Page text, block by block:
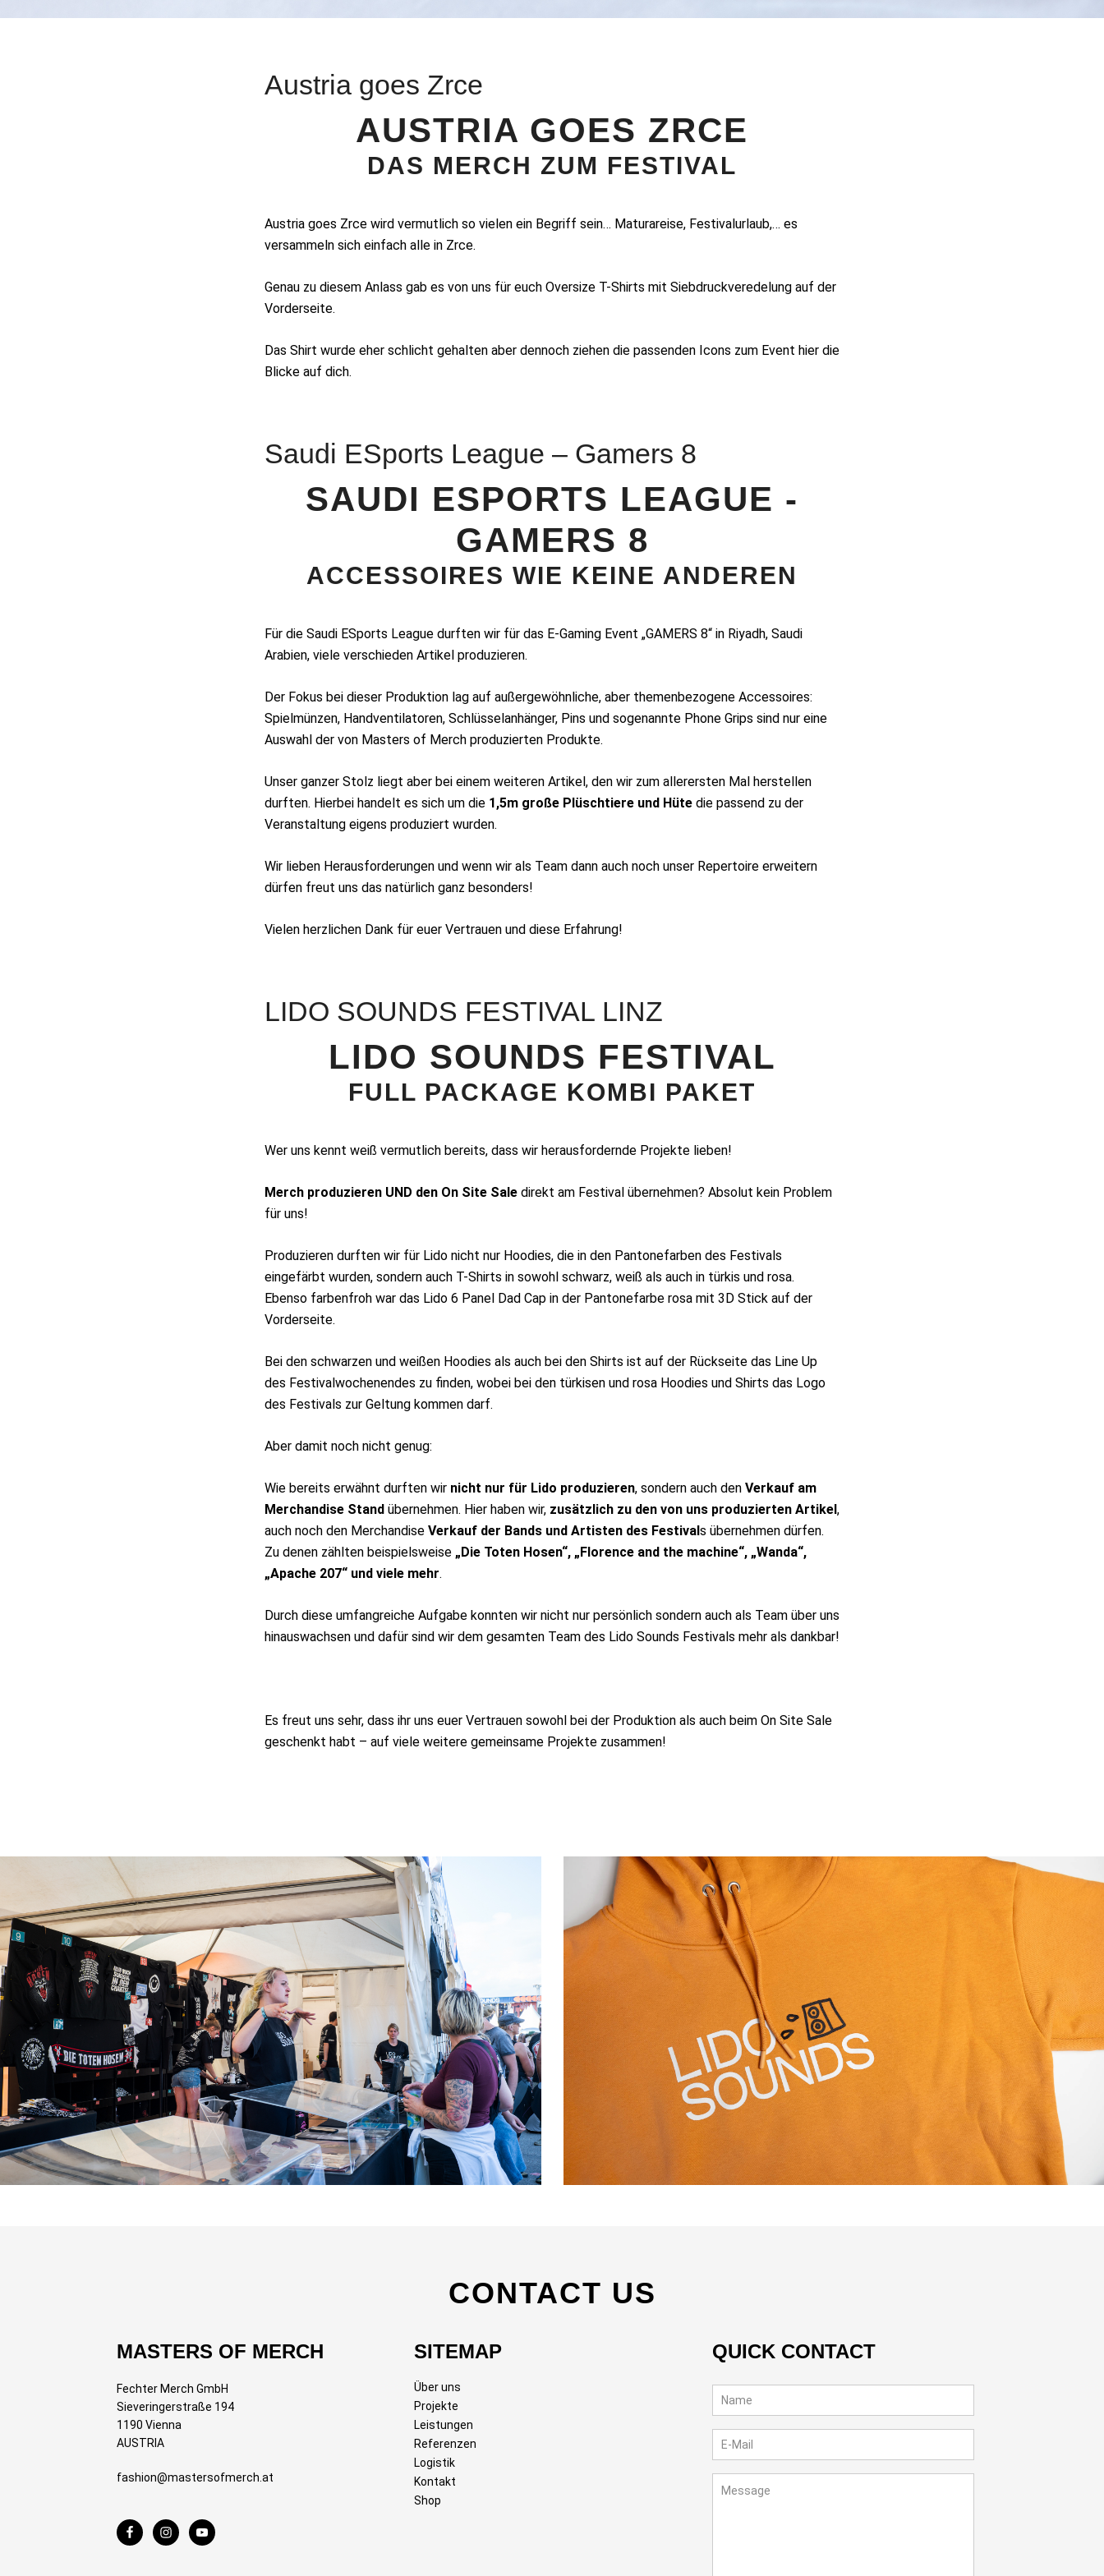
Austria goes Zrce
AUSTRIA GOES ZRCE
DAS MERCH ZUM FESTIVAL
Austria goes Zrce wird vermutlich so vielen ein Begriff sein… Maturareise, Festivalurlaub,… es
versammeln sich einfach alle in Zrce.
Genau zu diesem Anlass gab es von uns für euch Oversize T-Shirts mit Siebdruckveredelung auf der
Vorderseite.
Das Shirt wurde eher schlicht gehalten aber dennoch ziehen die passenden Icons zum Event hier die
Blicke auf dich.
Saudi ESports League – Gamers 8
SAUDI ESPORTS LEAGUE -
GAMERS 8
ACCESSOIRES WIE KEINE ANDEREN
Für die Saudi ESports League durften wir für das E-Gaming Event „GAMERS 8“ in Riyadh, Saudi
Arabien, viele verschieden Artikel produzieren.
Der Fokus bei dieser Produktion lag auf außergewöhnliche, aber themenbezogene Accessoires:
Spielmünzen, Handventilatoren, Schlüsselanhänger, Pins und sogenannte Phone Grips sind nur eine
Auswahl der von Masters of Merch produzierten Produkte.
Unser ganzer Stolz liegt aber bei einem weiteren Artikel, den wir zum allerersten Mal herstellen
durften. Hierbei handelt es sich um die 1,5m große Plüschtiere und Hüte die passend zu der
Veranstaltung eigens produziert wurden.
Wir lieben Herausforderungen und wenn wir als Team dann auch noch unser Repertoire erweitern
dürfen freut uns das natürlich ganz besonders!
Vielen herzlichen Dank für euer Vertrauen und diese Erfahrung!
LIDO SOUNDS FESTIVAL LINZ
LIDO SOUNDS FESTIVAL
FULL PACKAGE KOMBI PAKET
Wer uns kennt weiß vermutlich bereits, dass wir herausfordernde Projekte lieben!
Merch produzieren UND den On Site Sale direkt am Festival übernehmen? Absolut kein Problem
für uns!
Produzieren durften wir für Lido nicht nur Hoodies, die in den Pantonefarben des Festivals
eingefärbt wurden, sondern auch T-Shirts in sowohl schwarz, weiß als auch in türkis und rosa.
Ebenso farbenfroh war das Lido 6 Panel Dad Cap in der Pantonefarbe rosa mit 3D Stick auf der
Vorderseite.
Bei den schwarzen und weißen Hoodies als auch bei den Shirts ist auf der Rückseite das Line Up
des Festivalwochenendes zu finden, wobei bei den türkisen und rosa Hoodies und Shirts das Logo
des Festivals zur Geltung kommen darf.
Aber damit noch nicht genug:
Wie bereits erwähnt durften wir nicht nur für Lido produzieren, sondern auch den Verkauf am
Merchandise Stand übernehmen. Hier haben wir, zusätzlich zu den von uns produzierten Artikel,
auch noch den Merchandise Verkauf der Bands und Artisten des Festivals übernehmen dürfen.
Zu denen zählten beispielsweise „Die Toten Hosen“, „Florence and the machine“, „Wanda“,
„Apache 207“ und viele mehr.
Durch diese umfangreiche Aufgabe konnten wir nicht nur persönlich sondern auch als Team über uns
hinauswachsen und dafür sind wir dem gesamten Team des Lido Sounds Festivals mehr als dankbar!
Es freut uns sehr, dass ihr uns euer Vertrauen sowohl bei der Produktion als auch beim On Site Sale
geschenkt habt – auf viele weitere gemeinsame Projekte zusammen!
CONTACT US
MASTERS OF MERCH
Fechter Merch GmbH
Sieveringerstraße 194
1190 Vienna
AUSTRIA
fashion@mastersofmerch.at
SITEMAP
Über uns
Projekte
Leistungen
Referenzen
Logistik
Kontakt
Shop
QUICK CONTACT